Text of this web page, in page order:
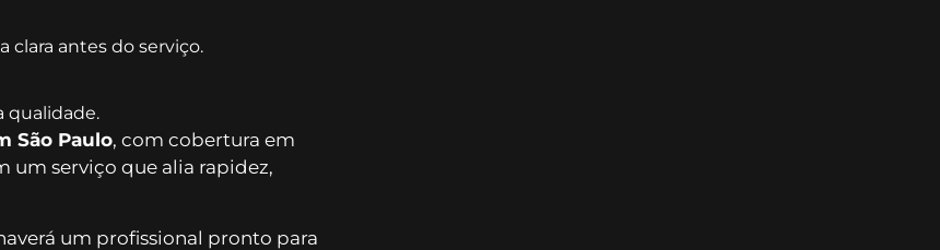
clara antes do serviço.
qualidade.
São Paulo, com cobertura em
um serviço que alia rapidez,
um profissional pronto para